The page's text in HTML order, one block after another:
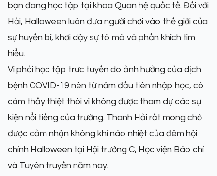
bạn đang học tập tại khoa Quan hệ quốc tế. Đối với
Hải, Halloween luôn đưa người chơi vào thế giới của
sự huyền bí, khơi dậy sự tò mò và phấn khích tìm
hiểu.
Vì phải học tập trực tuyến do ảnh hưởng của dịch
bệnh COVID-19 nên từ năm đầu tiên nhập học, cô
cảm thấy thiệt thòi vì không được tham dự các sự
kiện nổi tiếng của trường. Thanh Hải rất mong chờ
được cảm nhận không khí náo nhiệt của đêm hội
chính Halloween tại Hội trường C, Học viện Báo chí
và Tuyên truyền năm nay.